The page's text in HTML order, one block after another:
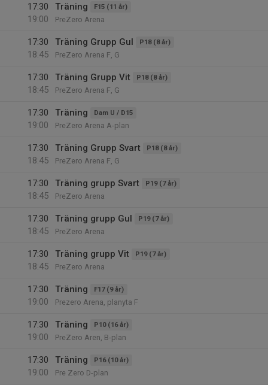
17:30
19:00
Träning F15 (11 år)
PreZero Arena
17:30
18:45
Träning Grupp Gul P18 (8 år)
PreZero Arena F, G
17:30
18:45
Träning Grupp Vit P18 (8 år)
PreZero Arena F, G
17:30
19:00
Träning Dam U / D15
PreZero Arena A-plan
17:30
18:45
Träning Grupp Svart P18 (8 år)
PreZero Arena F, G
17:30
18:45
Träning grupp Svart P19 (7 år)
PreZero Arena
17:30
18:45
Träning grupp Gul P19 (7 år)
PreZero Arena
17:30
18:45
Träning grupp Vit P19 (7 år)
PreZero Arena
17:30
19:00
Träning F17 (9 år)
Prezero Arena, planyta F
17:30
19:00
Träning P10 (16 år)
PreZero Aren, B-plan
17:30
19:00
Träning P16 (10 år)
Pre Zero D-plan